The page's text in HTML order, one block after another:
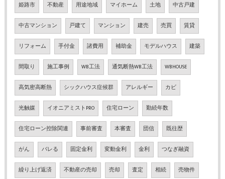
姫路市 不動産 用途地域 マイホーム 土地 中古戸建
中古マンション 戸建て マンション 建売 売買 賃貸
リフォーム 手付金 諸費用 補助金 モデルハウス 建築
間取り 施工事例 WB工法 通気断熱WB工法 WBHOUSE
高気密高断熱 シックハウス症候群 アレルギー カビ
光触媒 イオニアミストPRO 住宅ローン 勤続年数
住宅ローン控除関連 事前審査 本審査 団信 既往歴
がん バレる 固定金利 変動金利 金利 つなぎ融資
繰り上げ返済 不動産の売却 売却 査定 相続 売物件